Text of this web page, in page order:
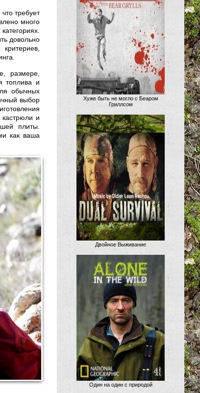
требует
много
довольно
размере,
топлива и
обычных
выбор
кастрюли и
плиты.
как ваша
Хуже быть не могло с Беаром
Гриллсом
Двойное Выживание
Один на один с природой